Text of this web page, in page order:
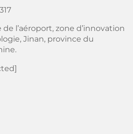
de l’aéroport, zone d’innovation
Jinan, province du